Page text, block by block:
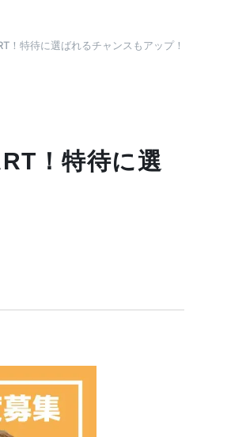
！特待に選ばれるチャンスもアップ！
！特待に選